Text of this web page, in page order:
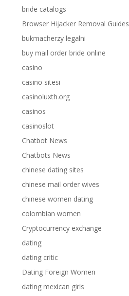
bride catalogs
Browser Hijacker Removal Guides
bukmacherzy legalni
buy mail order bride online
casino
casino sitesi
casinoluxth.org
casinos
casinoslot
Chatbot News
Chatbots News
chinese dating sites
chinese mail order wives
chinese women dating
colombian women
Cryptocurrency exchange
dating
dating critic
Dating Foreign Women
dating mexican girls